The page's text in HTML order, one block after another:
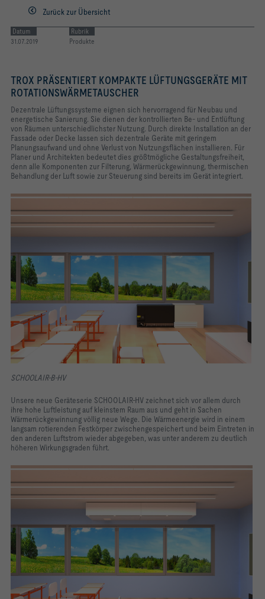
RäumenZurück zur Übersicht
Datum
31.07.2019
Rubrik
Produkte
TROX PRÄSENTIERT KOMPAKTE LÜFTUNGSGERÄTE MIT
ROTATIONSWÄRMETAUSCHER
Dezentrale Lüftungssysteme eignen sich hervorragend für Neubau und
energetische Sanierung. Sie dienen der kontrollierten Be- und Entlüftung
von Räumen unterschiedlichster Nutzung. Durch direkte Installation an der
Fassade oder Decke lassen sich dezentrale Geräte mit geringem
Planungsaufwand und ohne Verlust von Nutzungsflächen installieren. Für
Planer und Architekten bedeutet dies größtmögliche Gestaltungsfreiheit,
denn alle Komponenten zur Filterung, Wärmerückgewinnung, thermischen
Behandlung der Luft sowie zur Steuerung sind bereits im Gerät integriert.
SCHOOLAIR-B-HV
Unsere neue Geräteserie SCHOOLAIR-HV zeichnet sich vor allem durch
ihre hohe Luftleistung auf kleinstem Raum aus und geht in Sachen
Wärmerückgewinnung völlig neue Wege. Die Wärmeenergie wird in einem
langsam rotierenden Festkörper zwischengespeichert und beim Eintreten in
den anderen Luftstrom wieder abgegeben, was unter anderem zu deutlich
höheren Wirkungsgraden führt.